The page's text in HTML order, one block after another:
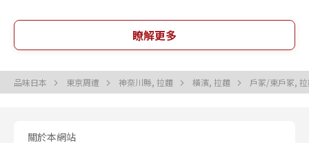
瞭解更多
品味日本 東京周遭 神奈川縣, 拉麵 橫濱, 拉麵 戶冢/東戶冢,
關於本網站